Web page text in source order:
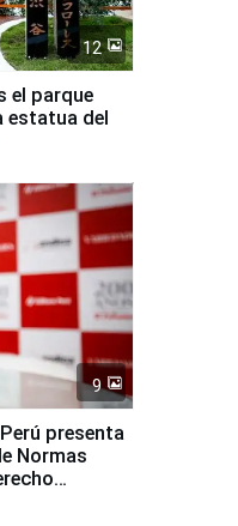
12
el parque
estatua del
9
presenta
Normas